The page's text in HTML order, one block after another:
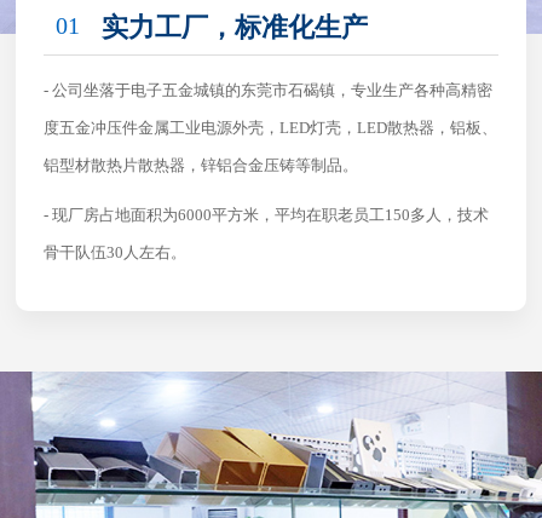
01 实力工厂，标准化生产
- 公司坐落于电子五金城镇的东莞市石碣镇，专业生产各种高精密
度五金冲压件金属工业电源外壳，LED灯壳，LED散热器，铝板、
铝型材散热片散热器，锌铝合金压铸等制品。
- 现厂房占地面积为6000平方米，平均在职老员工150多人，技术
骨干队伍30人左右。